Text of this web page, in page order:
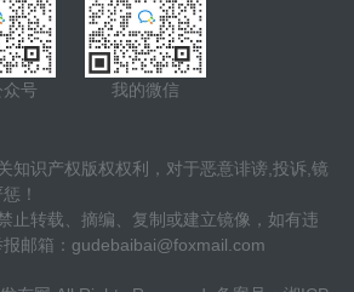
号 我的微信
知识产权版权权利，对于恶意诽谤,投诉,镜
！
止转载、摘编、复制或建立镜像，如有违
邮箱： gudebaibai@foxmail.com